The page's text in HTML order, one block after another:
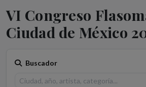
VI Congreso
Ciudad de México
Buscador